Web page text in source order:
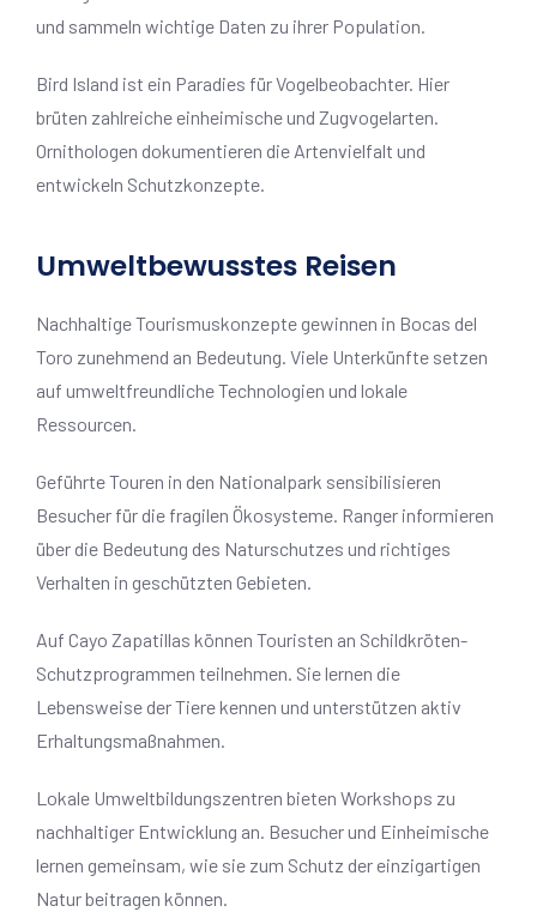
und sammeln wichtige Daten zu ihrer Population.
Bird Island ist ein Paradies für Vogelbeobachter. Hier
brüten zahlreiche einheimische und Zugvogelarten.
Ornithologen dokumentieren die Artenvielfalt und
entwickeln Schutzkonzepte.
Umweltbewusstes Reisen
Nachhaltige Tourismuskonzepte gewinnen in Bocas del
Toro zunehmend an Bedeutung. Viele Unterkünfte setzen
auf umweltfreundliche Technologien und lokale
Ressourcen.
Geführte Touren in den Nationalpark sensibilisieren
Besucher für die fragilen Ökosysteme. Ranger informieren
über die Bedeutung des Naturschutzes und richtiges
Verhalten in geschützten Gebieten.
Auf Cayo Zapatillas können Touristen an Schildkröten-
Schutzprogrammen teilnehmen. Sie lernen die
Lebensweise der Tiere kennen und unterstützen aktiv
Erhaltungsmaßnahmen.
Lokale Umweltbildungszentren bieten Workshops zu
nachhaltiger Entwicklung an. Besucher und Einheimische
lernen gemeinsam, wie sie zum Schutz der einzigartigen
Natur beitragen können.